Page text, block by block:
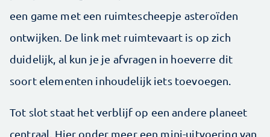
een game met een ruimtescheepje asteroïden
ontwijken. De link met ruimtevaart is op zich
duidelijk, al kun je je afvragen in hoeverre dit
soort elementen inhoudelijk iets toevoegen.
Tot slot staat het verblijf op een andere planeet
centraal. Hier onder meer een mini-uitvoering van